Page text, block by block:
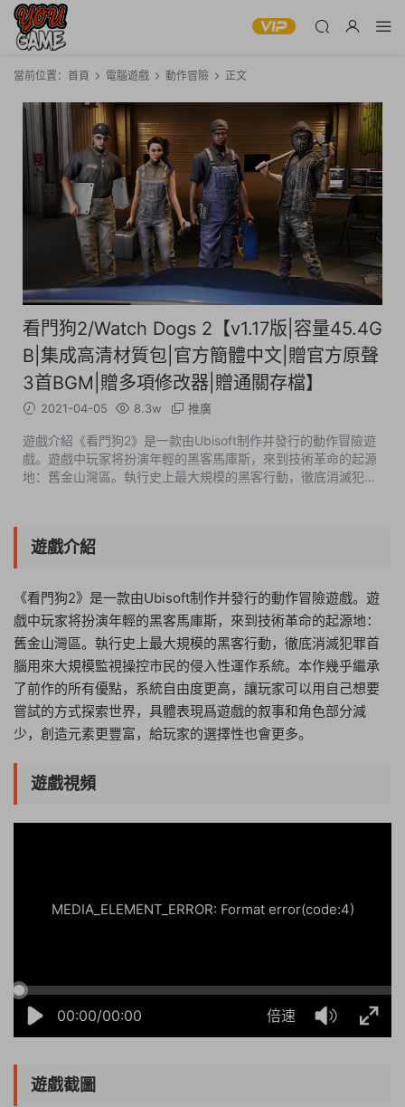
當前位置： 首頁 電腦遊戲 動作冒險 正文
看門狗2/Watch Dogs 2【v1.17版|容量45.4G
B|集成高清材質包|官方簡體中文|贈官方原聲
3首BGM|贈多項修改器|贈通關存檔】
2021-04-05 8.3w 推廣
遊戲介紹《看門狗2》是一款由Ubisoft制作并發行的動作冒險遊
戲。遊戲中玩家将扮演年輕的黑客馬庫斯，來到技術革命的起源
地：舊金山灣區。執行史上最大規模的黑客行動，徹底消滅犯罪
遊戲介紹
《看門狗2》是一款由Ubisoft制作并發行的動作冒險遊戲。遊
戲中玩家将扮演年輕的黑客馬庫斯，來到技術革命的起源地：
舊金山灣區。執行史上最大規模的黑客行動，徹底消滅犯罪首
腦用來大規模監視操控市民的侵入性運作系統。本作幾乎繼承
了前作的所有優點，系統自由度更高，讓玩家可以用自己想要
嘗試的方式探索世界，具體表現爲遊戲的叙事和角色部分減
少，創造元素更豐富，給玩家的選擇性也會更多。
遊戲視頻
00:00/00:00 倍速
MEDIA_ELEMENT_ERROR: Format error(code:4)
遊戲截圖